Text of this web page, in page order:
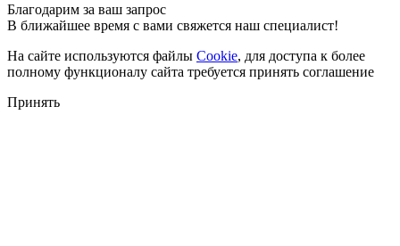
Благодарим за ваш запрос
В ближайшее время с вами свяжется наш специалист!
На сайте используются файлы Cookie, для доступа к более
полному функционалу сайта требуется принять соглашение
Принять